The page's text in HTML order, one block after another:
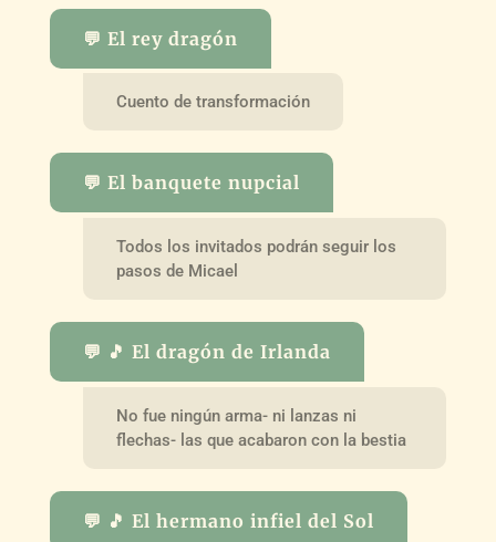
💬 El rey dragón
Cuento de transformación
💬 El banquete nupcial
Todos los invitados podrán seguir los
pasos de Micael
💬 🎵 El dragón de Irlanda
No fue ningún arma- ni lanzas ni
flechas- las que acabaron con la bestia
💬 🎵 El hermano infiel del Sol